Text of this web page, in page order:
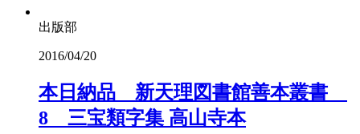
出版部
2016/04/20
本日納品 新天理図書館善本叢書
8 三宝類字集 高山寺本